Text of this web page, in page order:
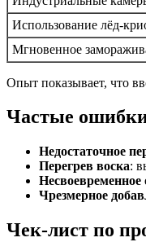
Использование лёд-
Мгновенное
Опыт показывает, что
Частые
Недостаточное
Перегрев воска:
Несвоевременное
Чрезмерное
Чек-лист по